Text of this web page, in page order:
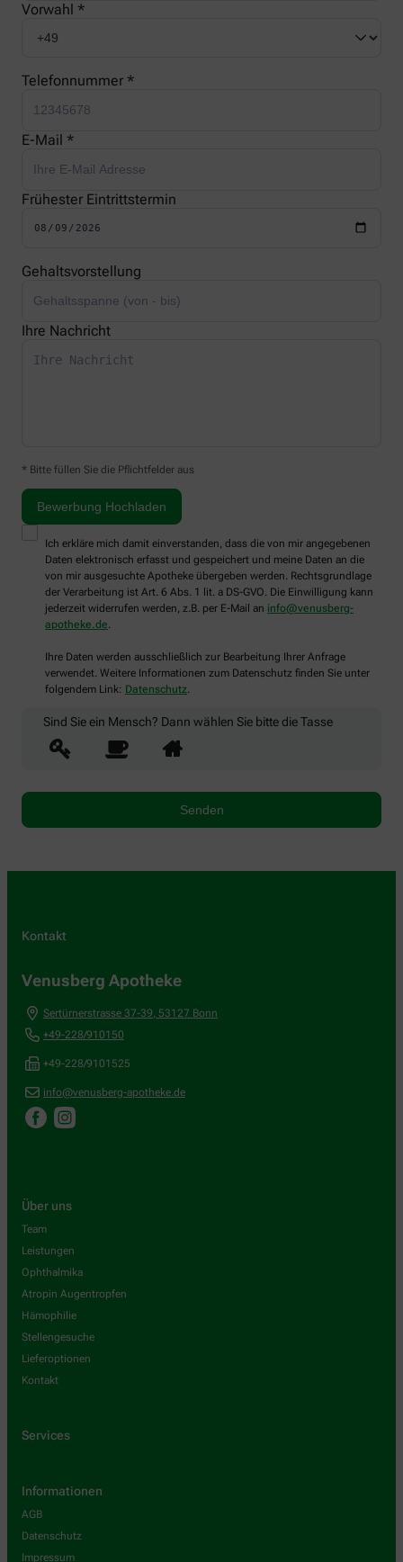
Vorwahl *
Telefonnummer *
E-Mail *
Frühester Eintrittstermin
Gehaltsvorstellung
Ihre Nachricht
* Bitte füllen Sie die Pflichtfelder aus
Ich erkläre mich damit einverstanden, dass die von mir angegebenen
Daten elektronisch erfasst und gespeichert und meine Daten an die
von mir ausgesuchte Apotheke übergeben werden. Rechtsgrundlage
der Verarbeitung ist Art. 6 Abs. 1 lit. a DS-GVO. Die Einwilligung kann
jederzeit widerrufen werden, z.B. per E-Mail an info@venusberg-
apotheke.de.
Ihre Daten werden ausschließlich zur Bearbeitung Ihrer Anfrage
verwendet. Weitere Informationen zum Datenschutz finden Sie unter
folgendem Link: Datenschutz.
Sind Sie ein Mensch? Dann wählen Sie bittedie Tasse
Kontakt
Venusberg Apotheke
Sertürnerstrasse 37-39, 53127 Bonn
+49-228/910150
+49-228/9101525
info@venusberg-apotheke.de
Über uns
Team
Leistungen
Ophthalmika
Atropin Augentropfen
Hämophilie
Stellengesuche
Lieferoptionen
Kontakt
Services
Informationen
AGB
Datenschutz
Impressum